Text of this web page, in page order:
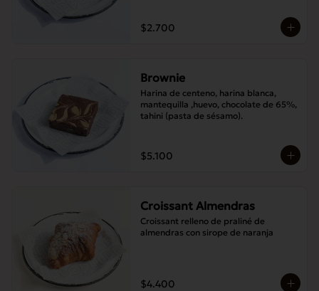
$2.700
Brownie
Harina de centeno, harina blanca,
mantequilla ,huevo, chocolate de 65%,
tahini (pasta de sésamo).
$5.100
Croissant Almendras
Croissant relleno de praliné de
almendras con sirope de naranja
$4.400